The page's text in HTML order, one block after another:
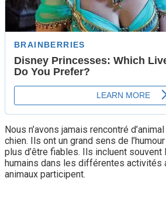
Nous n’avons jamais rencontré
chien. Ils ont un grand sens de
plus d’être fiables. Ils incluent souvent
humains dans les différentes activités
animaux participent.